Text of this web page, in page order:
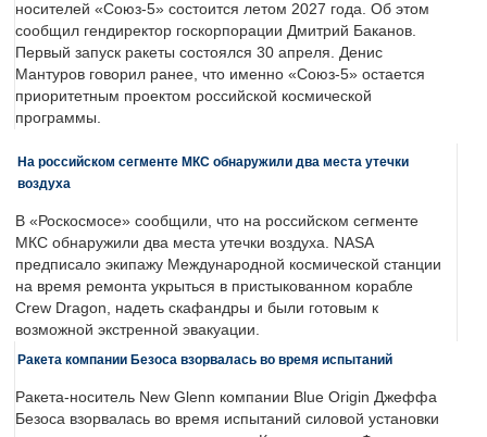
носителей «Союз-5» состоится летом 2027 года. Об этом
сообщил гендиректор госкорпорации Дмитрий Баканов.
Первый запуск ракеты состоялся 30 апреля. Денис
Мантуров говорил ранее, что именно «Союз-5» остается
приоритетным проектом российской космической
программы.
На российском сегменте МКС обнаружили два места утечки
воздуха
В «Роскосмосе» сообщили, что на российском сегменте
МКС обнаружили два места утечки воздуха. NASA
предписало экипажу Международной космической станции
на время ремонта укрыться в пристыкованном корабле
Crew Dragon, надеть скафандры и были готовым к
возможной экстренной эвакуации.
Ракета компании Безоса взорвалась во время испытаний
Ракета-носитель New Glenn компании Blue Origin Джеффа
Безоса взорвалась во время испытаний силовой установки